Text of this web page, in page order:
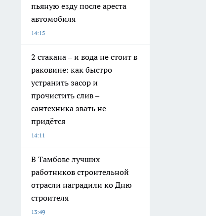
пьяную езду после ареста
автомобиля
14:15
2 стакана – и вода не стоит в
раковине: как быстро
устранить засор и
прочистить слив –
сантехника звать не
придётся
14:11
В Тамбове лучших
работников строительной
отрасли наградили ко Дню
строителя
13:49